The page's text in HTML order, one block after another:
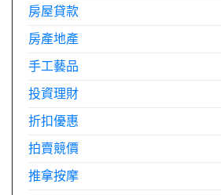
房屋貸款
房產地產
手工藝品
投資理財
折扣優惠
拍賣競價
推拿按摩